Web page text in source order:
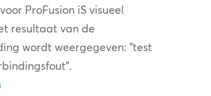
ProFusion iS visueel
resultaat van de
wordt weergegeven: "test